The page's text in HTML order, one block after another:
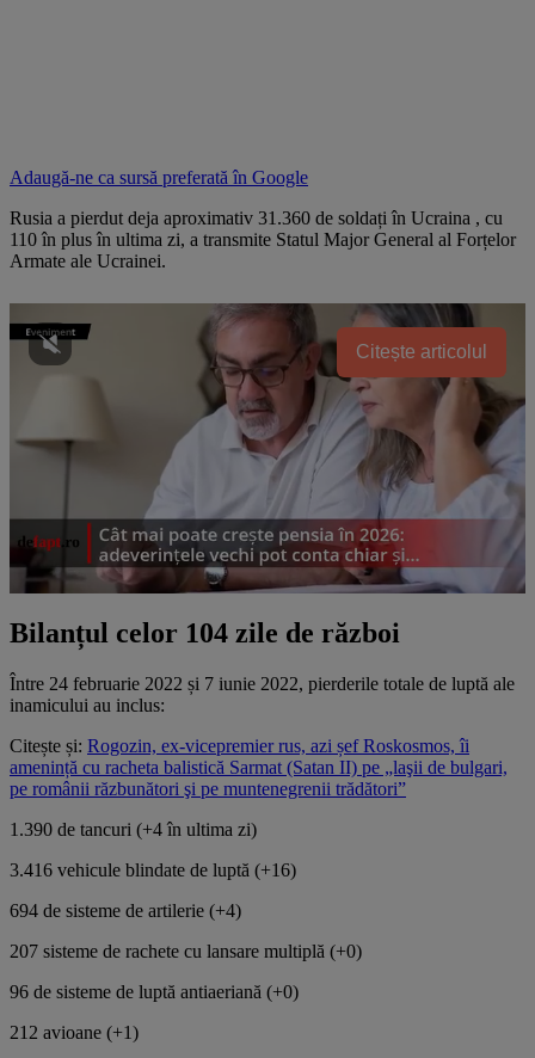
Adaugă-ne ca sursă preferată în Google
Rusia a pierdut deja aproximativ 31.360 de soldați în Ucraina , cu
110 în plus în ultima zi, a transmite Statul Major General al Forțelor
Armate ale Ucrainei.
Citește articolul
Bilanțul celor 104 zile de război
Între 24 februarie 2022 și 7 iunie 2022, pierderile totale de luptă ale
inamicului au inclus:
Citește și: Rogozin, ex-vicepremier rus, azi șef Roskosmos, îi
amenință cu racheta balistică Sarmat (Satan II) pe „laşii de bulgari,
pe românii răzbunători şi pe muntenegrenii trădători”
1.390 de tancuri (+4 în ultima zi)
3.416 vehicule blindate de luptă (+16)
694 de sisteme de artilerie (+4)
207 sisteme de rachete cu lansare multiplă (+0)
96 de sisteme de luptă antiaeriană (+0)
212 avioane (+1)